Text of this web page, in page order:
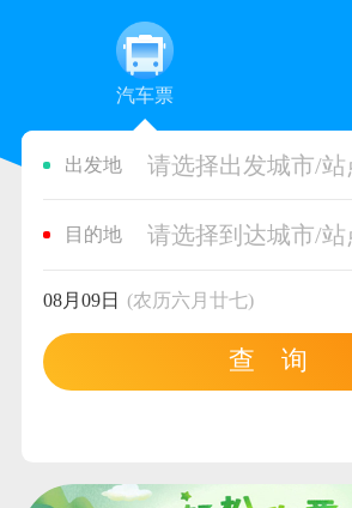
汽车票
出发地 请选择出发城市/站
目的地 请选择到达城市/站
08月09日 (农历六月廿七)
查 询